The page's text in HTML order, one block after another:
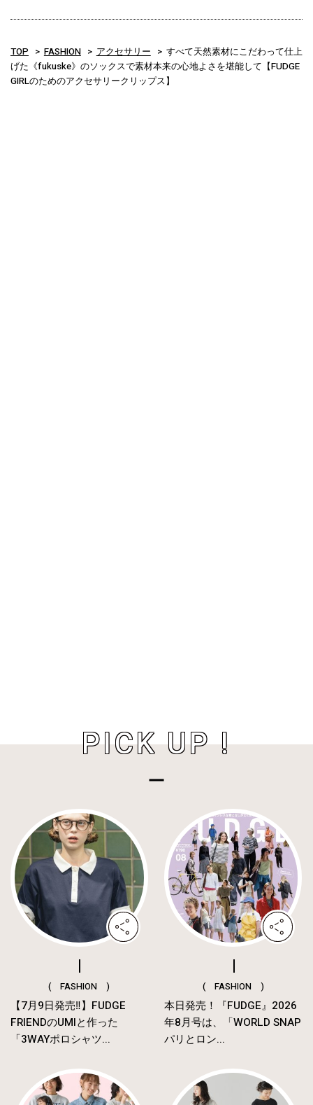
TOP FASHION アクセサリー
すべて天然素材にこだわって仕上
げた《fukuske》のソックスで素材本来の心地よさを堪能して【FUDGE
GIRLのためのアクセサリークリップス】
PICK UP !
( FASHION )
【7月9日発売‼︎】FUDGE
FRIENDのUMIと作った
「3WAYポロシャツ...
( FASHION )
本日発売！『FUDGE』2026
年8月号は、「WORLD SNAP
パリとロン...